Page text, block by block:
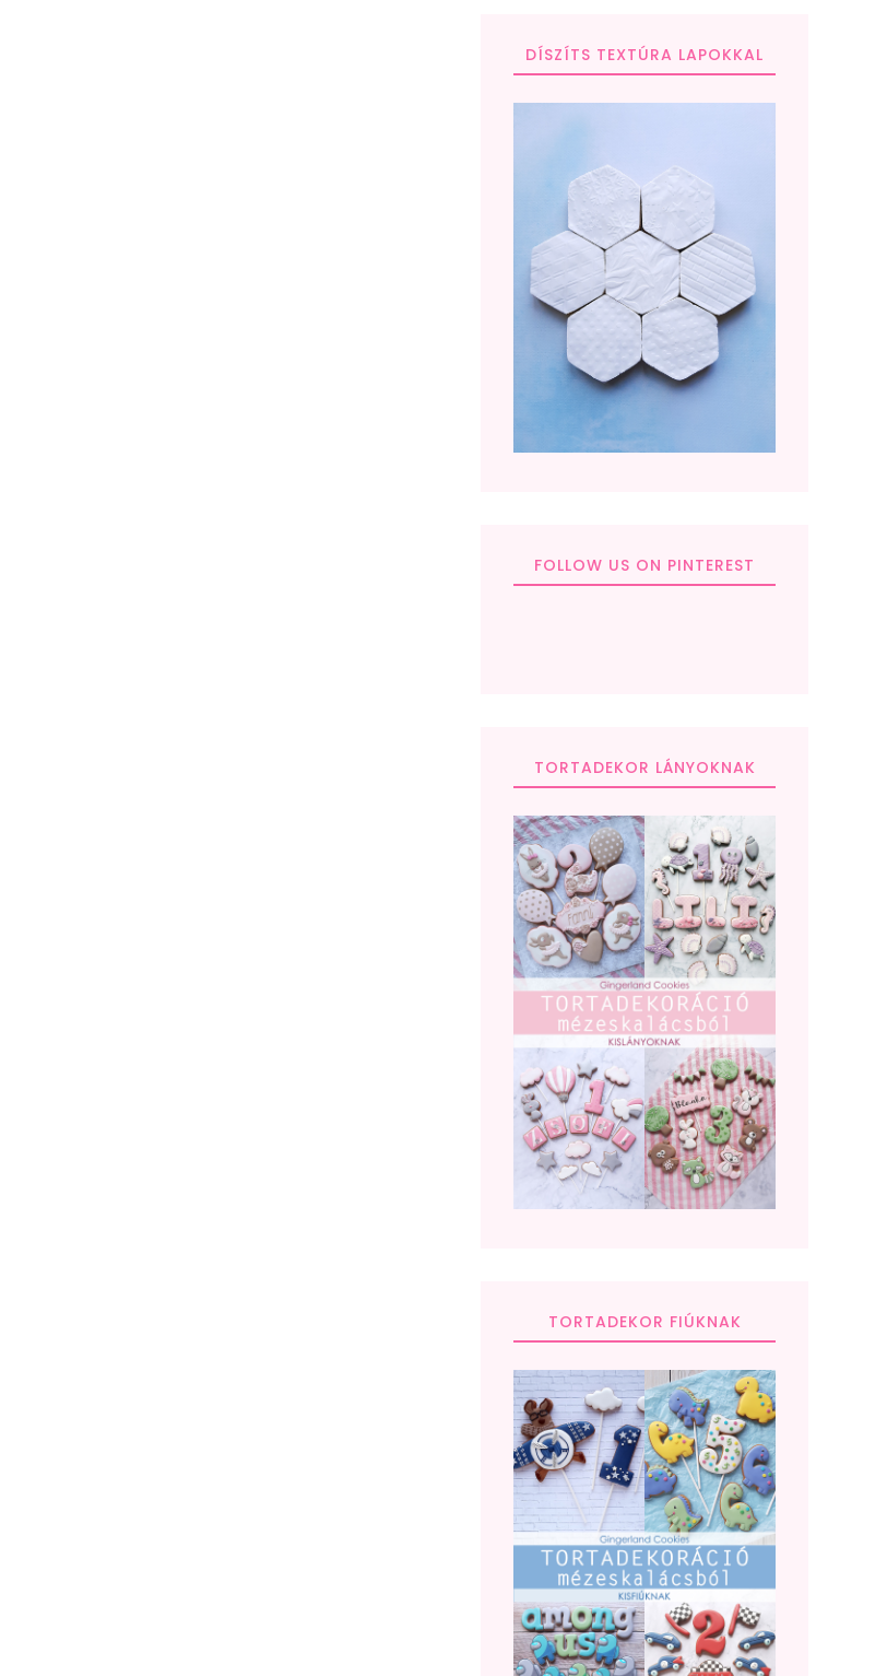
DÍSZÍTS TEXTÚRA LAPOKKAL
FOLLOW US ON PINTEREST
TORTADEKOR LÁNYOKNAK
TORTADEKOR FIÚKNAK